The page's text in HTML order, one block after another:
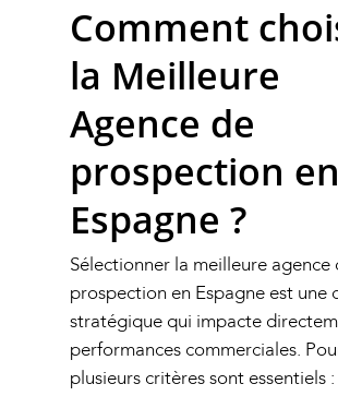
Comment
la Meilleure
Agence de
prospection en
Espagne ?
Sélectionner la meilleure agence
prospection en Espagne est une
stratégique qui impacte
performances commerciales.
plusieurs critères sont essentiels :